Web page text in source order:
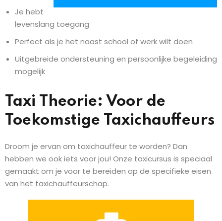
Je hebt
levenslang toegang
Perfect als je het naast school of werk wilt doen
Uitgebreide ondersteuning en persoonlijke begeleiding
mogelijk
Taxi Theorie: Voor de
Toekomstige Taxichauffeurs
Droom je ervan om taxichauffeur te worden? Dan
hebben we ook iets voor jou! Onze taxicursus is speciaal
gemaakt om je voor te bereiden op de specifieke eisen
van het taxichauffeurschap.